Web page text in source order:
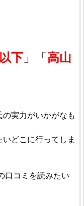
下 」「高山
実力がいかがなも
どこに行ってしま
口コミを読みたい